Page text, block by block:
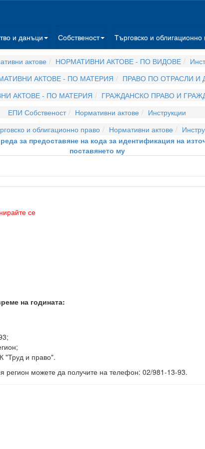
и данъци Собственост Търговско и облигационно
актове НОРМАТИВНИ АКТОВЕ - ПО ВИДОВЕ
АКТОВЕ - ПО МАТЕРИЯ ПРАВО ПО ОТРАСЛИ И
АКТОВЕ - ПО МАТЕРИЯ ГРАЖДАНСКО ПРАВО И
ЕПИ Собственост
Нормативни актове
Инструкции
и облигационно право
Нормативни актове
за предоставяне на кода за идентификация на
поставянето му
се
на годината:
"Труд и право".
регион можете да получите на телефон: 02/981-13-93.